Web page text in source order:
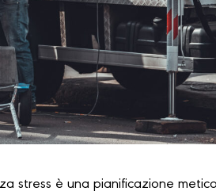
stress è una pianificazione